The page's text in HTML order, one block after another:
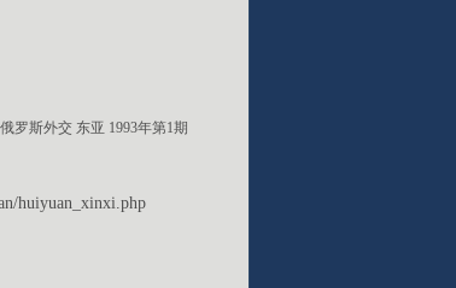
俄罗斯外交 东亚 1993年第1期
huiyuan_xinxi.php